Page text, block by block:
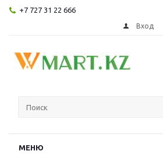
+7 727 31 22 666
Вход
МЕНЮ